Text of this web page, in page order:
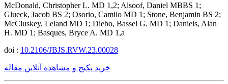
McDonald, Christopher L. MD 1,2; Alsoof, Daniel MBBS 1;
Glueck, Jacob BS 2; Osorio, Camilo MD 1; Stone, Benjamin BS 2;
McCluskey, Leland MD 1; Diebo, Bassel G. MD 1; Daniels, Alan
H. MD 1; Basques, Bryce A. MD 1,a
doi : 10.2106/JBJS.RVW.23.00028
خرید پکیج و مشاهده آنلاین مقاله